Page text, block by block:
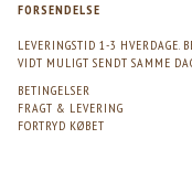
FORSENDELSE
LEVERINGSTID 1-3 HVERDAGE.
VIDT MULIGT SENDT SAMME
BETINGELSER
FRAGT & LEVERING
FORTRYD KØBET